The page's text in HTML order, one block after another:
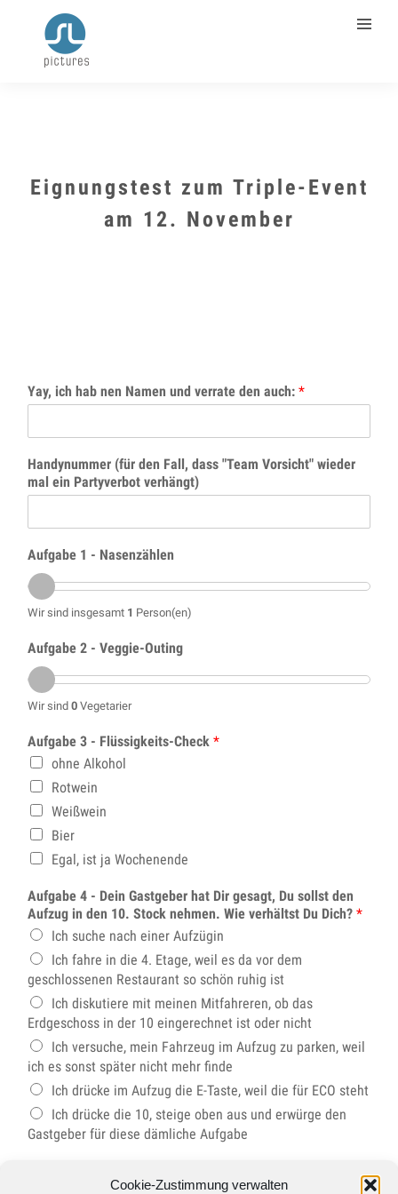
Cookie-Zustimmung verwalten
Eignungstest zum Triple-Event
am 12. November
Yay, ich hab nen Namen und verrate den auch: *
Handynummer (für den Fall, dass "Team Vorsicht" wieder
mal ein Partyverbot verhängt)
Aufgabe 1 - Nasenzählen
Wir sind insgesamt 1 Person(en)
Aufgabe 2 - Veggie-Outing
Wir sind 0 Vegetarier
Aufgabe 3 - Flüssigkeits-Check *
ohne Alkohol
Rotwein
Weißwein
Bier
Egal, ist ja Wochenende
Aufgabe 4 - Dein Gastgeber hat Dir gesagt, Du sollst den
Aufzug in den 10. Stock nehmen. Wie verhältst Du Dich? *
Ich suche nach einer Aufzügin
Ich fahre in die 4. Etage, weil es da vor dem
geschlossenen Restaurant so schön ruhig ist
Ich diskutiere mit meinen Mitfahreren, ob das
Erdgeschoss in der 10 eingerechnet ist oder nicht
Ich versuche, mein Fahrzeug im Aufzug zu parken, weil
ich es sonst später nicht mehr finde
Ich drücke im Aufzug die E-Taste, weil die für ECO steht
Ich drücke die 10, steige oben aus und erwürge den
Gastgeber für diese dämliche Aufgabe